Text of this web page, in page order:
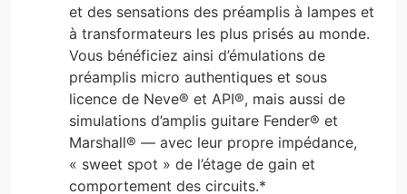
et des sensations des préamplis à lampes et
à transformateurs les plus prisés au monde.
Vous bénéficiez ainsi d’émulations de
préamplis micro authentiques et sous
licence de Neve® et API®, mais aussi de
simulations d’amplis guitare Fender® et
Marshall® — avec leur propre impédance,
« sweet spot » de l’étage de gain et
comportement des circuits.*